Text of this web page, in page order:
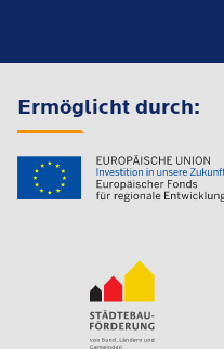
Ermöglicht durch: